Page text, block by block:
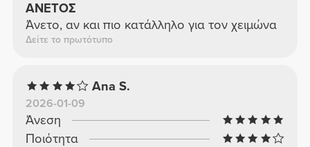
ΑΝΕΤΟΣ
Άνετο, αν και πιο κατάλληλο για τον χειμώνα
Δείτε το πρωτότυπο
Ana S.
2026-01-09
Άνεση
Ποιότητα